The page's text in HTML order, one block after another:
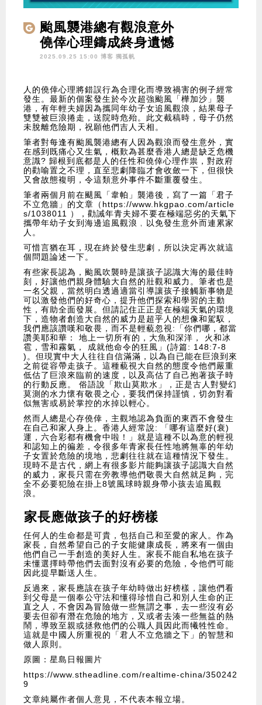
颱風襲港總有觀浪意外
僥倖心理鑄成終身遺憾
2025.09.25 15:00 博客 獨孤帆
人的僥倖心理將錯誤行為合理化而導致禍害的例子經常
發生。最新的個案發生於今次超強颱風「樺加沙」襲
港，有年輕夫婦因為攜同年幼子女追風觀浪，結果母子
雙雙被巨浪捲走，送院時危殆。此文截稿時，母子仍然
未脫離危險期，祝願他們吉人天相。
筆者對每逢有颱風襲港總有人因為觀浪而發生意外，實
在感到既痛心又生氣，概歎為甚麼香港人總是缺乏危機
意識? 歸根到底都是人的任性和僥倖心理作祟，對政府
的勸喻置之不理，直至悲劇降臨才會收斂一下，但很快
又會故態複明，令這類意外事件不斷重覆發生。
筆者兩個月前在颶風「韋帕」襲港後，寫了一篇「君子
不立危牆」的文章（ https://www.hkgpao.com/article
s/1038011 ），勸誡年青夫婦不要在極端惡劣的天氣下
攜帶年幼子女到海邊追風觀浪﹐以免發生意外而連累家
人。
可惜言猶在耳，現在終於發生悲劇，所以決定再次就這
個問題論述一下。
有些家長認為，颱風吹襲時是讓孩子認識大海的最佳時
刻，好讓他們親身體驗大自然的壯觀和威力。筆者也是
一名父親，當然明白透過適當引導讓孩子接觸新事物是
可以激發他們的好奇心，提升他們探索和學習的主動
性，有助全面發展。但請記住正正是在極端天氣的環境
下，造物者創造大自然的威力是超乎人的想像和駕馭，
我們應該讚嘆和敬畏，而不是輕藐忽視:「你們哪，都當
讚美耶和華： 地上一切所有的，大魚和深洋， 火和冰
雹，雪和霧氣， 成就他命令的狂風」(詩篇: 148:7-8
)。但現實中大人往往自信滿滿，以為自已能在巨浪到來
之前從容帶走孩子。這種藐視大自然的態度令他們嚴重
低估了巨浪來臨前的速度，以及高估了自己抱著孩子時
的行動反應。 俗語說「欺山莫欺水」，正是古人對變幻
莫測的水力懷有敬畏之心，要我們保持謹慎，切勿對看
似無害或易於掌控的水掉以輕心。
然而人總是心存僥倖，主觀地認為負面的東西不會發生
在自己和家人身上。香港人經常說: 「哪有這麼好(衰)
運，六合彩都有機會中啦！」就是這種不以為意的輕視
和認知上的徧差，令很多年青家長任性地將無辜的年幼
子女置於危險的境地，悲劇往往就在這種情況下發生。
現時不是古代，網上有很多影片能夠讓孩子認識大自然
的威力，家長只需在旁教導他們敬畏大自然就足夠，完
全不必要犯險在掛上8號風球時親身帶小孩去追風觀
浪。
家長應做孩子的好榜樣
任何人的生命都是可貴，包括自己和至愛的家人。作為
家長，自然希望自己的子女能健康成長，將來有一個由
他們自己一手創造的美好人生。家長不能自私地在孩子
未懂選擇時帶他們去面對沒有必要的危險，令他們可能
因此提早斷送人生。
反過來，家長應該在孩子年幼時做出好榜樣，讓他們看
到父母是一個奉公守法和懂得珍惜自己和別人生命的正
直之人，不會因為冒險做一些無謂之事，去一些沒有必
要去但卻有潛在危險的地方，又或者去湊一些無益的熱
鬧，導致至親或拯救他們的公職人員因此而犧牲性命。
這就是中國人所重視的「君人不立危牆之下」的智慧和
做人原則。
原圖：星島日報圖片
https://www.stheadline.com/realtime-china/350242
9
文章純屬作者個人意見，不代表本報立場。